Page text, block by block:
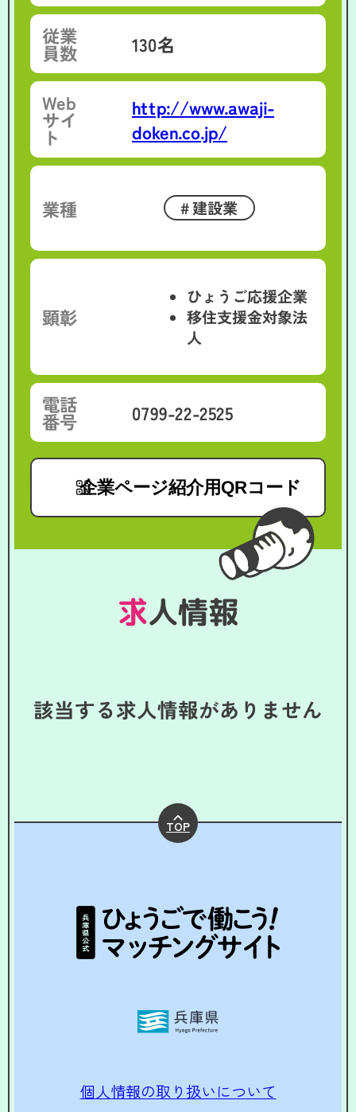
従業
員数 130名
Web
サイ
ト
http://www.awaji-
doken.co.jp/
業種 建設業
顕彰
ひょうご応援企業
移住支援金対象法
人
電話
番号 0799-22-2525
企業ページ紹介用QRコード
求人情報
該当する求人情報がありません
TOP
個人情報の取り扱いについて